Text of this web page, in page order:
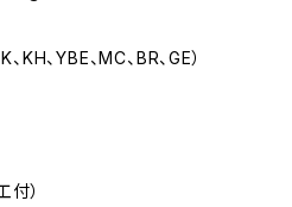
KH、YBE、MC、BR、GE）
付）